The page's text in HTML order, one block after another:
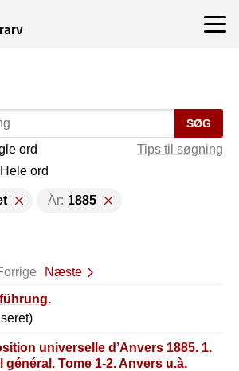
SØG
Tips til søgning
ord
Hele ord
År: 1885
Næste
universelle d’Anvers 1885. 1.
Tome 1-2. Anvers u.à.